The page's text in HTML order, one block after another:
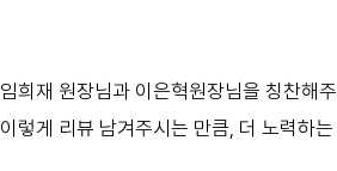
임희재 원장님과 이은혁원장님을 칭찬해
이렇게 리뷰 남겨주시는 만큼, 더 노력하